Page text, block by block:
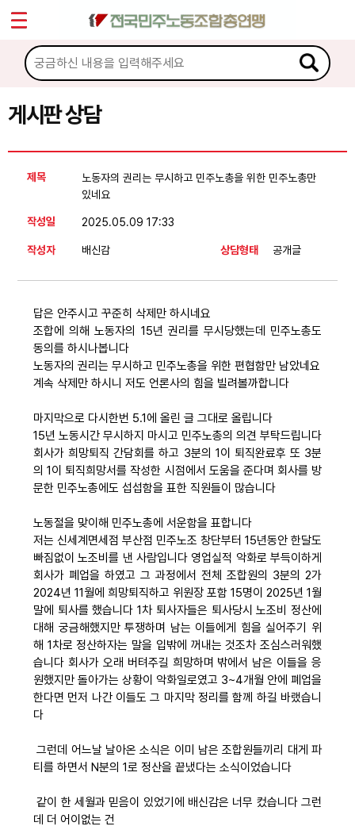
게시판 상담
제목
노동자의 권리는 무시하고 민주노총을 위한 민주노총만
있네요
작성일 2025.05.09 17:33
작성자 배신감 상담형태 공개글
답은 안주시고 꾸준히 삭제만 하시네요
조합에 의해 노동자의 15년 권리를 무시당했는데 민주노총도
동의를 하시나봅니다
노동자의 권리는 무시하고 민주노총을 위한 편협함만 남았네요
계속 삭제만 하시니 저도 언론사의 힘을 빌려볼까합니다
마지막으로 다시한번 5.1에 올린 글 그대로 올립니다
15년 노동시간 무시하지 마시고 민주노총의 의견 부탁드립니다
회사가 희망퇴직 간담회를 하고 3분의 1이 퇴직완료후 또 3분
의 1이 퇴직희망서를 작성한 시점에서 도움을 준다며 회사를 방
문한 민주노총에도 섭섭함을 표한 직원들이 많습니다
노동절을 맞이해 민주노총에 서운함을 표합니다
저는 신세계면세점 부산점 민주노조 창단부터 15년동안 한달도
빠짐없이 노조비를 낸 사람입니다 영업실적 악화로 부득이하게
회사가 폐업을 하였고 그 과정에서 전체 조합원의 3분의 2가
2024년 11월에 희망퇴직하고 위원장 포함 15명이 2025년 1월
말에 퇴사를 했습니다 1차 퇴사자들은 퇴사당시 노조비 정산에
대해 궁금해했지만 투쟁하며 남는 이들에게 힘을 실어주기 위
해 1차로 정산하자는 말을 입밖에 꺼내는 것조차 조심스러워했
습니다 회사가 오래 버텨주길 희망하며 밖에서 남은 이들을 응
원했지만 돌아가는 상황이 악화일로였고 3~4개월 안에 폐업을
한다면 먼저 나간 이들도 그 마지막 정리를 함께 하길 바랬습니
다
그런데 어느날 날아온 소식은 이미 남은 조합원들끼리 대게 파
티를 하면서 N분의 1로 정산을 끝냈다는 소식이었습니다
같이 한 세월과 믿음이 있었기에 배신감은 너무 컸습니다 그런
데 더 어이없는 건
마이페이지
소개
소식
노동상담
권리찾기수첩 검색
바로보기
노동조합 가입 안내
전국 노동상담소 안내
자료
부설기관
업무
Sketchbook5, 스케치북5
Sketchbook5, 스케치북5